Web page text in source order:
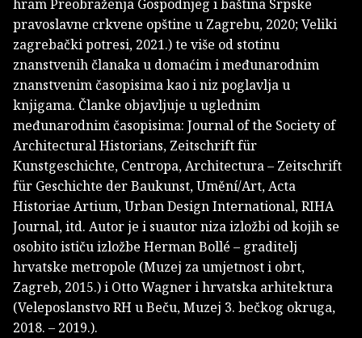
hram Preobraženja Gospodnjeg i baština Srpske
pravoslavne crkvene opštine u Zagrebu, 2020; Veliki
zagrebački potresi, 2021.) te više od stotinu
znanstvenih članaka u domaćim i međunarodnim
znanstvenim časopisima kao i niz poglavlja u
knjigama. Članke objavljuje u uglednim
međunarodnim časopisima: Journal of the Society of
Architectural Historians, Zeitschrift für
Kunstgeschichte, Centropa, Architectura – Zeitschrift
für Geschichte der Baukunst, Umění/Art, Acta
Historiae Artium, Urban Design International, RIHA
Journal, itd. Autor je i suautor niza izložbi od kojih se
osobito ističu izložbe Herman Bollé – graditelj
hrvatske metropole (Muzej za umjetnost i obrt,
Zagreb, 2015.) i Otto Wagner i hrvatska arhitektura
(Veleposlanstvo RH u Beču, Muzej 3. bečkog okruga,
2018. – 2019.).